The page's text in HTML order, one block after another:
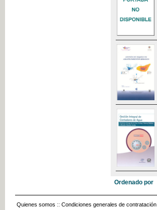
Ordenado por
Quienes somos :: Condiciones generales de contratación